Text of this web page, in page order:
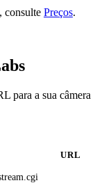
consulte Preços.
para a sua câmera
URL